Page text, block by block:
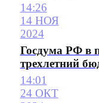
14:26
14 НОЯ
2024
Госдума РФ в
трехлетний
14:01
24 ОКТ